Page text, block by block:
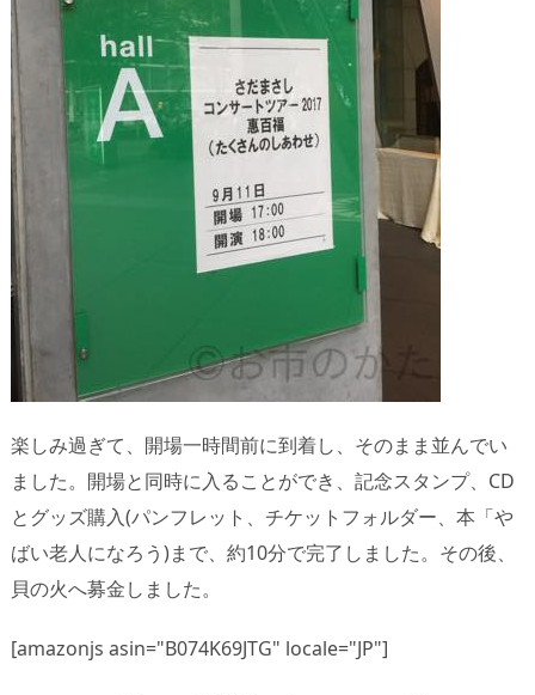
楽しみ過ぎて、開場一時間前に到着し、そのまま並んでい
ました。開場と同時に入ることができ、記念スタンプ、CD
とグッズ購入(パンフレット、チケットフォルダー、本「や
ばい老人になろう)まで、約10分で完了しました。その後、
貝の火へ募金しました。
[amazonjs asin="B074K69JTG" locale="JP"]